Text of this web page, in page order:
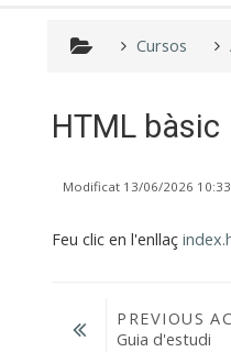
Cursos
HTML bàsic
Modificat 13/06/2026 10:33
Feu clic en l'enllaç
PREVIOUS
Guia d'estudi